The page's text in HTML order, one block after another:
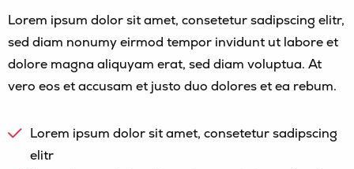
Lorem ipsum dolor sit amet, consetetur sadipscing elitr,
sed diam nonumy eirmod tempor invidunt ut labore et
dolore magna aliquyam erat, sed diam voluptua. At
vero eos et accusam et justo duo dolores et ea rebum.
Lorem ipsum dolor sit amet, consetetur sadipscing
elitr